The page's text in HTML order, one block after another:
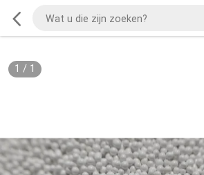
1 / 1